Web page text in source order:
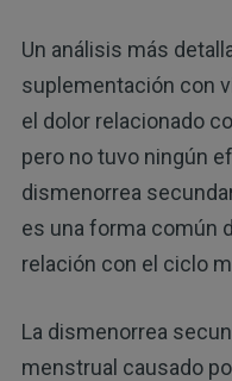
Un análisis más
suplementación con
el dolor relacionado
pero no tuvo ningún
dismenorrea
es una forma común
relación con el ciclo
La dismenorrea
menstrual causado